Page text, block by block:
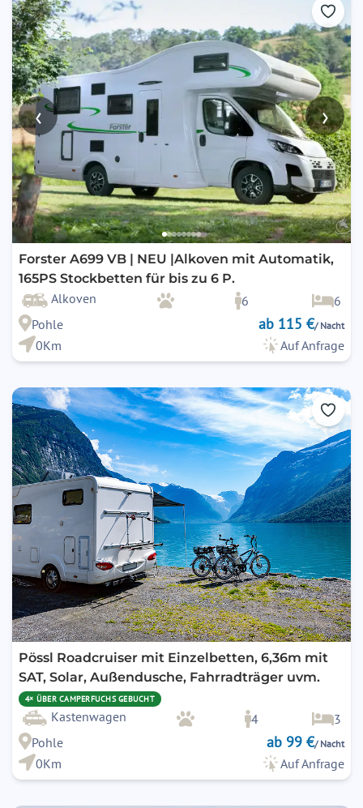
‹ ›
Forster A699 VB | NEU |Alkoven mit Automatik,
165PS Stockbetten für bis zu 6 P.
Alkoven 6
6
Pohle
ab 115 €/ Nacht
0Km Auf Anfrage
Pössl Roadcruiser mit Einzelbetten, 6,36m mit
SAT, Solar, Außendusche, Fahrradträger uvm.
4× ÜBER CAMPERFUCHS GEBUCHT
Kastenwagen 4
3
Pohle
ab 99 €/ Nacht
0Km Auf Anfrage